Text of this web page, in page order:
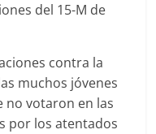
del 15-M de
contra la
muchos jóvenes
no votaron en las
por los atentados